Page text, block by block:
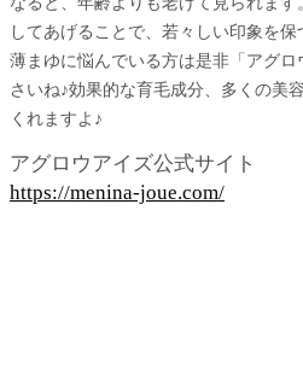
してあげることで、若々しい印象を保
薄まゆに悩んでいる方は是非「アグ
さいね♪効果的な育毛成分、多くの美
くれますよ♪
アグロウアイズ公式サイト
https://menina-joue.com/